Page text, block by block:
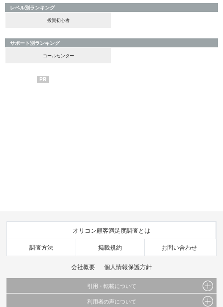
レベル別ランキング
投資初心者
サポート別ランキング
コールセンター
PR
オリコン顧客満足度調査とは
調査方法 掲載規約 お問い合わせ
会社概要 個人情報保護方針
引用・転載について
当サイトで公開されている情報（文字、写真、イラスト、画像データ等）及びこれらの配
利用者の声について